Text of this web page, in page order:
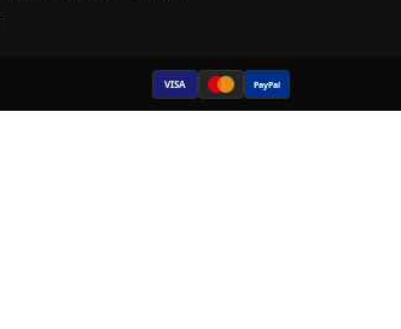
VISA PayPal